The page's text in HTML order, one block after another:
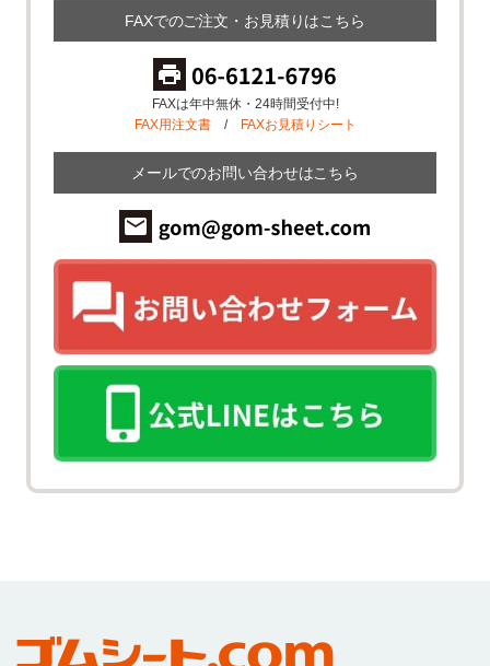
FAXでのご注文・お見積りはこちら
FAXは年中無休・24時間受付中!
FAX用注文書/ FAXお見積りシート
メールでのお問い合わせはこちら